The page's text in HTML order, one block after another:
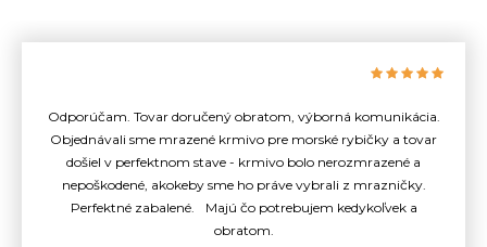
Odporúčam. Tovar doručený obratom, výborná komunikácia.
Objednávali sme mrazené krmivo pre morské rybičky a tovar
došiel v perfektnom stave - krmivo bolo nerozmrazené a
nepoškodené, akokeby sme ho práve vybrali z mrazničky.
Perfektné zabalené. Majú čo potrebujem kedykoľvek a
obratom.